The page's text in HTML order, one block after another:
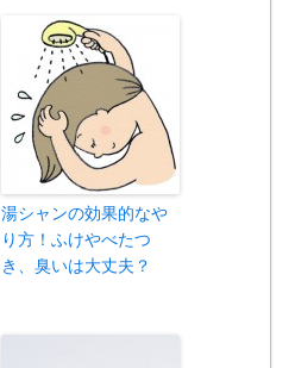
湯シャンの効果的なや
り方！ふけやべたつ
き、臭いは大丈夫？